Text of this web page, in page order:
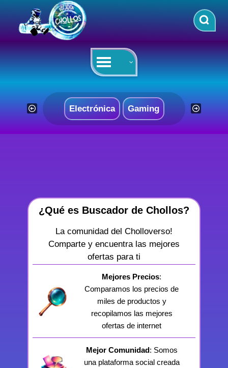
contenido
Electrónica Gaming
¿Qué es Buscador de Chollos?
La comunidad del Cholloverso!
Comparte y encuentra las mejores
ofertas para ti
Mejores Precios:
Comparamos los precios de
miles de productos y
recopilamos las mejores
ofertas de internet
Mejor Comunidad: Somos
una plataforma social creada